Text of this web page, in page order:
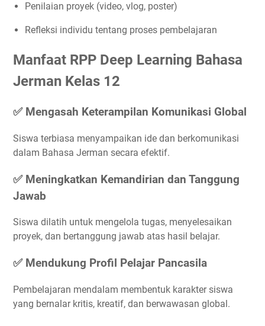
Penilaian proyek (video, vlog, poster)
Refleksi individu tentang proses pembelajaran
Manfaat RPP Deep Learning Bahasa
Jerman Kelas 12
✅ Mengasah Keterampilan Komunikasi Global
Siswa terbiasa menyampaikan ide dan berkomunikasi
dalam Bahasa Jerman secara efektif.
✅ Meningkatkan Kemandirian dan Tanggung
Jawab
Siswa dilatih untuk mengelola tugas, menyelesaikan
proyek, dan bertanggung jawab atas hasil belajar.
✅ Mendukung Profil Pelajar Pancasila
Pembelajaran mendalam membentuk karakter siswa
yang bernalar kritis, kreatif, dan berwawasan global.